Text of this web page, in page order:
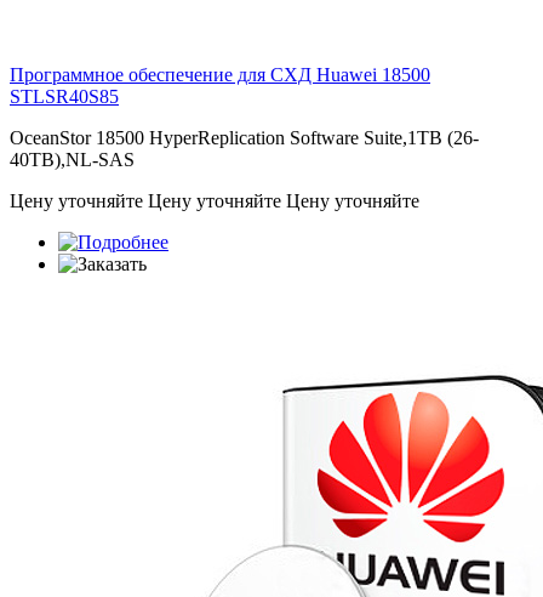
Программное обеспечение для СХД Huawei 18500
STLSR40S85
OceanStor 18500 HyperReplication Software Suite,1TB (26-
40TB),NL-SAS
Цену уточняйте Цену уточняйте Цену уточняйте